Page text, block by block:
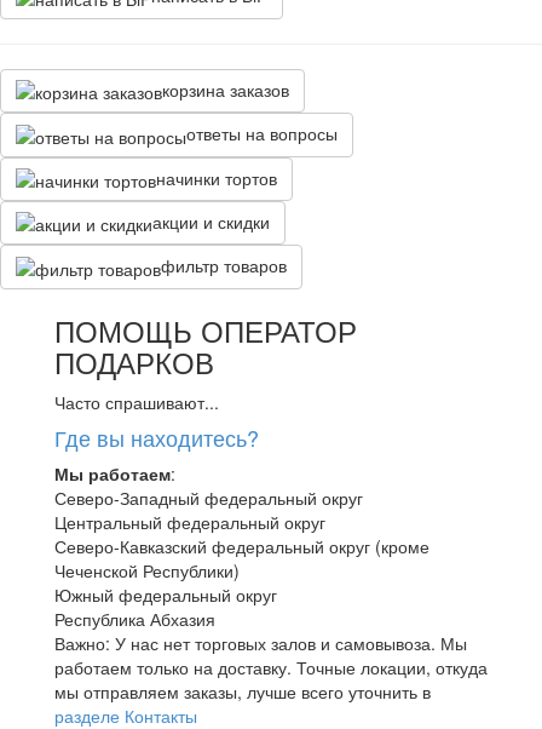
корзина заказов
ответы на вопросы
начинки тортов
акции и скидки
фильтр товаров
ПОМОЩЬ ОПЕРАТОР
ПОДАРКОВ
Часто спрашивают...
Где вы находитесь?
Мы работаем:
Северо-Западный федеральный округ
Центральный федеральный округ
Северо-Кавказский федеральный округ (кроме
Чеченской Республики)
Южный федеральный округ
Республика Абхазия
Важно: У нас нет торговых залов и самовывоза. Мы
работаем только на доставку. Точные локации, откуда
мы отправляем заказы, лучше всего уточнить в
разделе Контакты